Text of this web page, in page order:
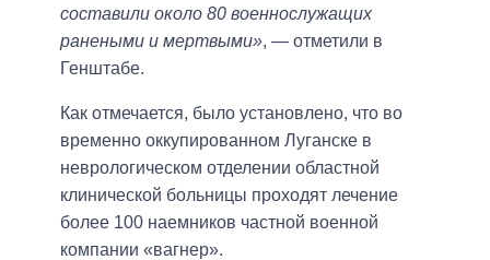
составили около 80 военнослужащих
ранеными и мертвыми», — отметили в
Генштабе.
Как отмечается, было установлено, что во
временно оккупированном Луганске в
неврологическом отделении областной
клинической больницы проходят лечение
более 100 наемников частной военной
компании «вагнер».